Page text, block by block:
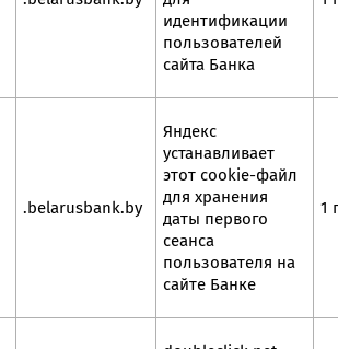
идентификации
пользователей
сайта Банка
.belarusbank.by
Яндекс
устанавливает
этот cookie-файл
для хранения
даты первого
сеанса
пользователя на
сайте Банке
1